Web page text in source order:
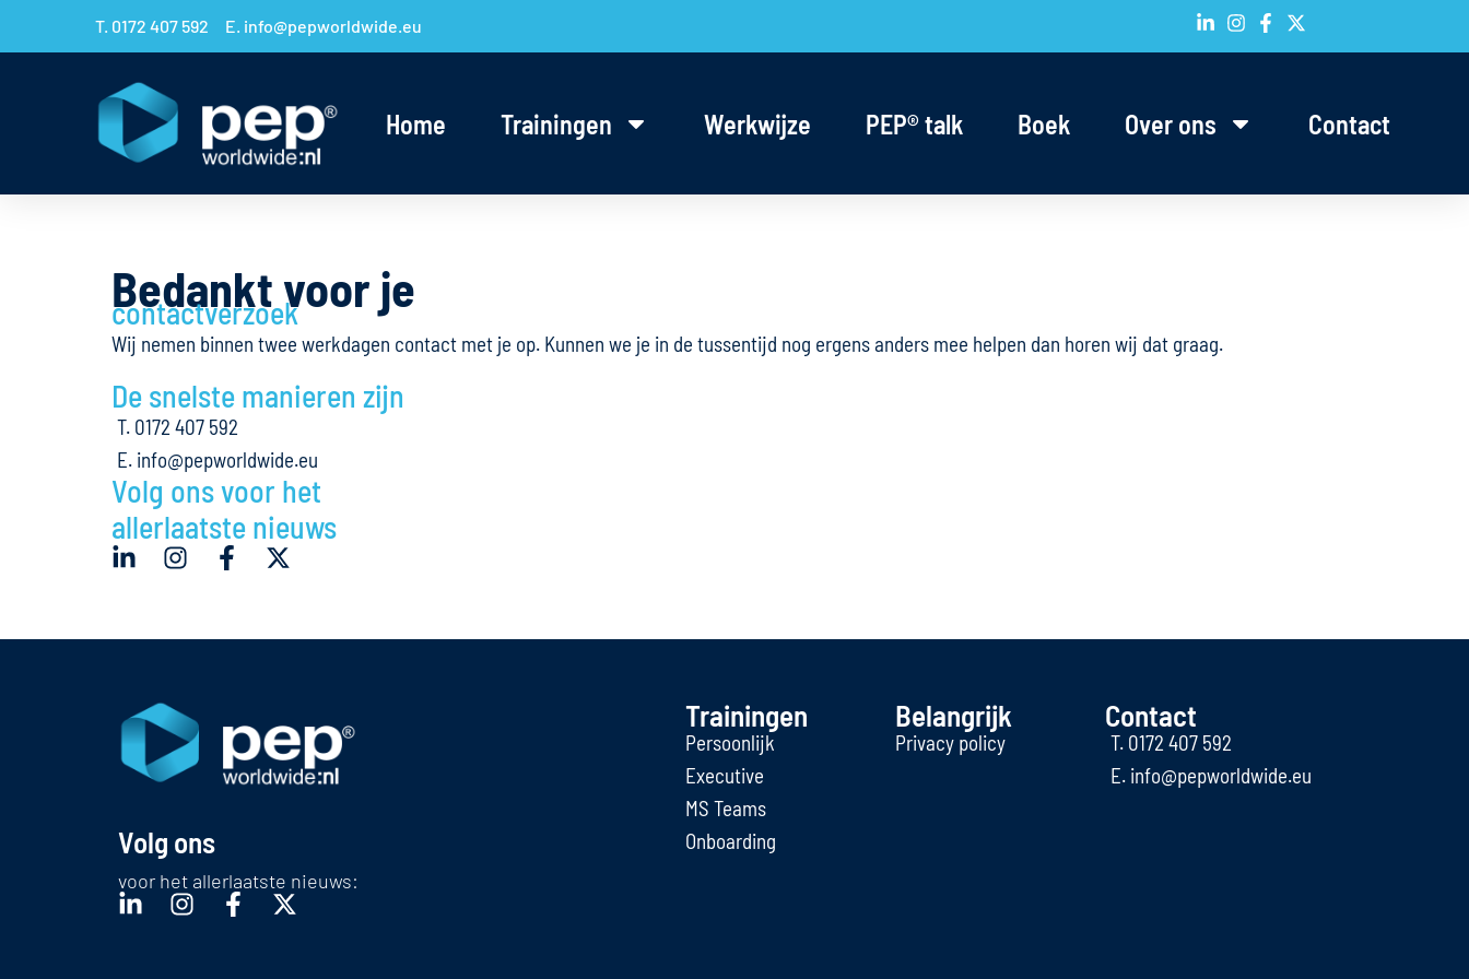
T. 0172 407 592 E. info@pepworldwide.eu
Home Trainingen Werkwijze PEP® talk Boek Over ons Contact
Bedankt voor je
contactverzoek
Wij nemen binnen twee werkdagen contact met je op. Kunnen we je in de tussentijd nog ergens anders mee helpen dan horen wij dat graag.
De snelste manieren zijn
T. 0172 407 592
E. info@pepworldwide.eu
Volg ons voor het
allerlaatste nieuws
Volg ons
voor het allerlaatste nieuws:
Trainingen
Persoonlijk
Executive
MS Teams
Onboarding
Belangrijk
Privacy policy
Contact
T. 0172 407 592
E. info@pepworldwide.eu